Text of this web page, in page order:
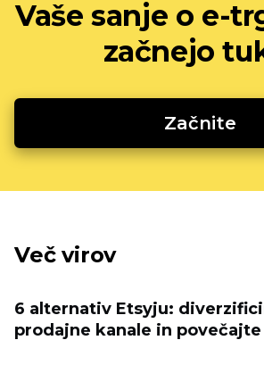
Vaše sanje o e-
začnejo
Začnite
Več virov
6 alternativ Etsyju:
prodajne kanale in